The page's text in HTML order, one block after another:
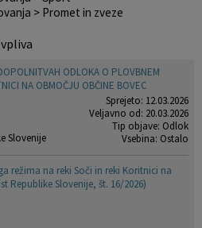
> Promet in zveze
ODLOKA O PLOVBNEM
NA OBMOČJU OBČINE BOVEC
Slovenije
Sprejeto: 12.03.2026
Veljavno od: 20.03.2026
Tip objave: Odlok
Vsebina: Ostalo
režima na reki Soči in reki Koritnici na
Republike Slovenije, št. 16/2026)